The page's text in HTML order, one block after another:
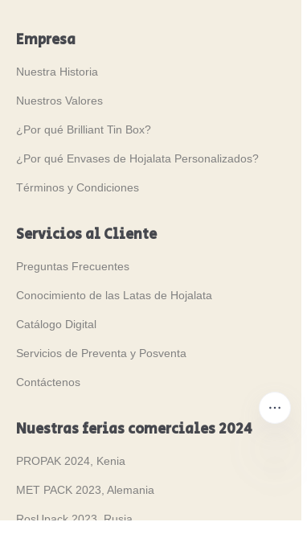
Empresa
Nuestra Historia
Nuestros Valores
¿Por qué Brilliant Tin Box?
¿Por qué Envases de Hojalata Personalizados?
Términos y Condiciones
Servicios al Cliente
Preguntas Frecuentes
Conocimiento de las Latas de Hojalata
Catálogo Digital
Servicios de Preventa y Posventa
Contáctenos
Nuestras ferias comerciales 2024
PROPAK 2024, Kenia
MET PACK 2023, Alemania
RosUpack 2023, Rusia
ES